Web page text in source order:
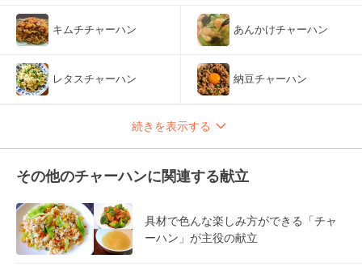
キムチチャーハン あんかけチャーハン
レタスチャーハン 納豆チャーハン
続きを表示する
その他のチャーハンに関連する献立
具材で色んな楽しみ方ができる「チャ
ーハン」が主役の献立